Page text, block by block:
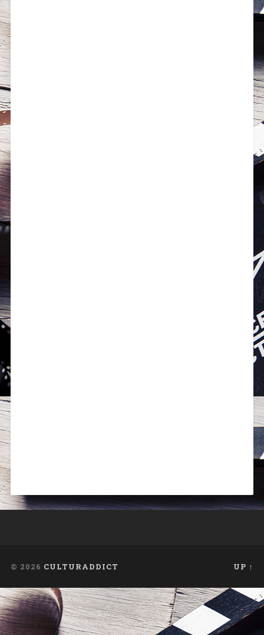
© 2026 CULTURADDICT UP ↑